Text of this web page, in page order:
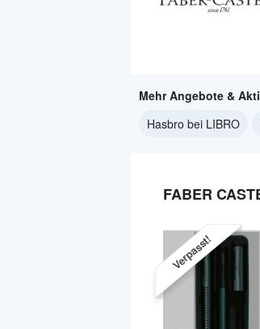
Mehr Angebote &
Hasbro bei LIBRO
FABER
Verpasst!